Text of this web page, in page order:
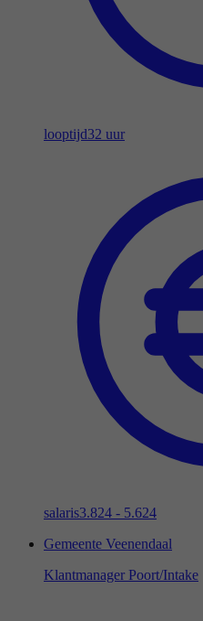
looptijd32 uur
salaris3.824 - 5.624
Gemeente Veenendaal
Klantmanager Poort/Intake